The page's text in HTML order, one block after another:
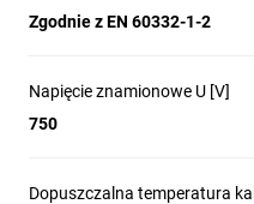
Zgodnie z EN 60332-1-2
Napięcie znamionowe U [V]
750
Dopuszczalna temperatura